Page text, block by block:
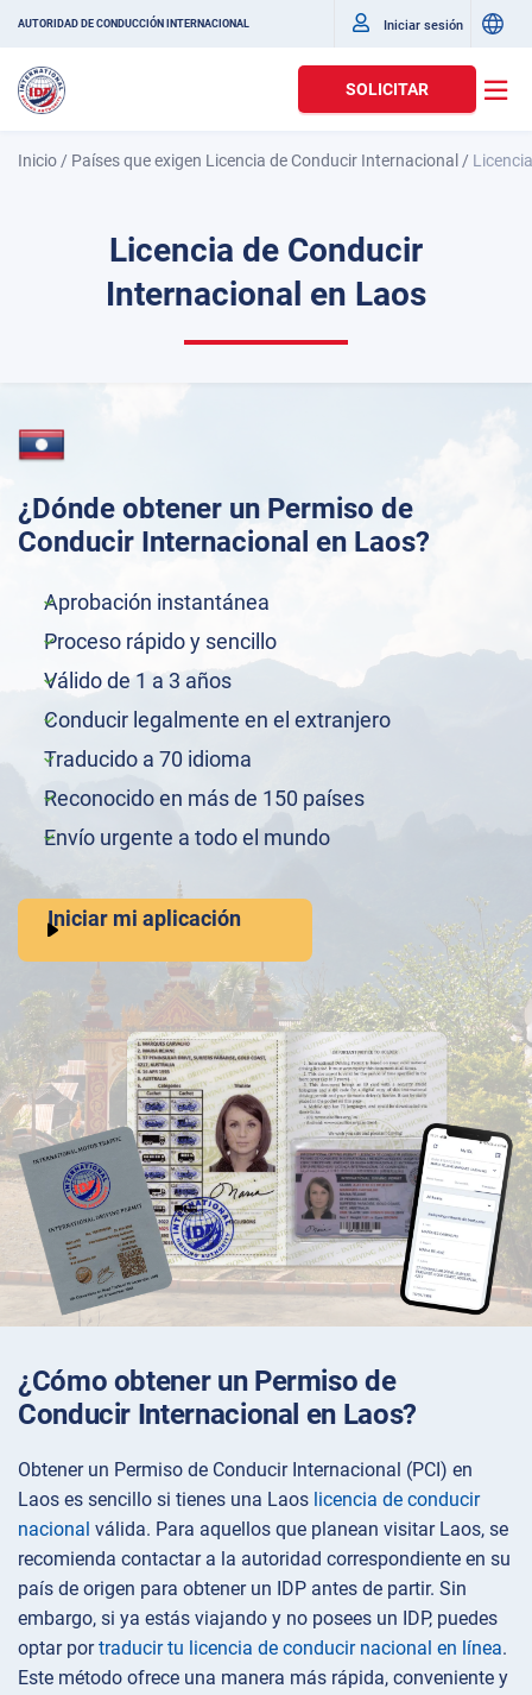
AUTORIDAD DE CONDUCCIÓN INTERNACIONAL Iniciar sesión
SOLICITAR
Inicio / Países que exigen Licencia de Conducir Internacional /
Licencia de Conducir
Internacional en Laos
¿Dónde obtener un Permiso de
Conducir Internacional en Laos?
Aprobación instantánea
Proceso rápido y sencillo
Válido de 1 a 3 años
Conducir legalmente en el extranjero
Traducido a 70 idioma
Reconocido en más de 150 países
Envío urgente a todo el mundo
Iniciar mi aplicación
¿Cómo obtener un Permiso de
Conducir Internacional en Laos?
Obtener un Permiso de Conducir Internacional (PCI) en
Laos es sencillo si tienes una Laos licencia de conducir
nacional válida. Para aquellos que planean visitar Laos, se
recomienda contactar a la autoridad correspondiente en su
país de origen para obtener un IDP antes de partir. Sin
embargo, si ya estás viajando y no posees un IDP, puedes
optar portraducir tu licencia de conducir nacional en línea.
Este método ofrece una manera más rápida, conveniente y